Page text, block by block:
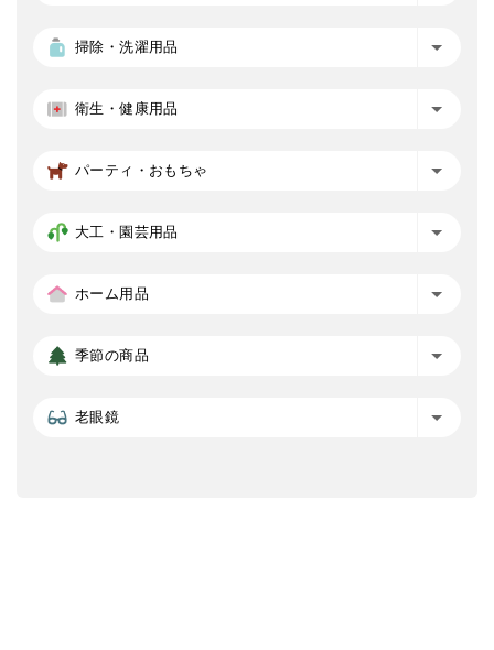
掃除・洗濯用品
衛生・健康用品
パーティ・おもちゃ
大工・園芸用品
ホーム用品
季節の商品
老眼鏡